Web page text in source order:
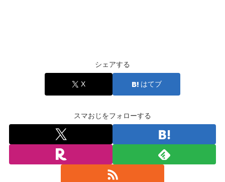
シェアする
X はてブ
スマおじをフォローする